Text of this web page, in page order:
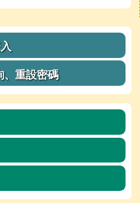
、重設密碼